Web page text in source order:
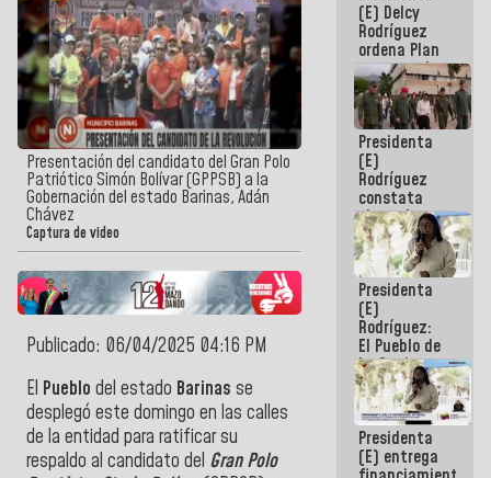
Presentación del candidato del Gran Polo
Patriótico Simón Bolívar (GPPSB) a la
Gobernación del estado Barinas, Adán
Chávez
Captura de video
Publicado: 06/04/2025 04:16 PM
El Pueblo del estado Barinas se
desplegó este domingo en las calles
de la entidad para ratificar su
respaldo al candidato del Gran Polo
AmeriCup
2027
(E) Delcy
Rodríguez
ordena Plan
maestro de
desarrollo
logístico y
turístico
para La
Guaira
Presidenta
(E)
Rodríguez
constata
obras de
rehabilitación
de Escuela
Militar de
Mamo en La
Guaira
Presidenta
(E)
Rodríguez:
El Pueblo de
La Guaira
siempre
estará
acompañada
por el
Gobierno
Presidenta
(E) entrega